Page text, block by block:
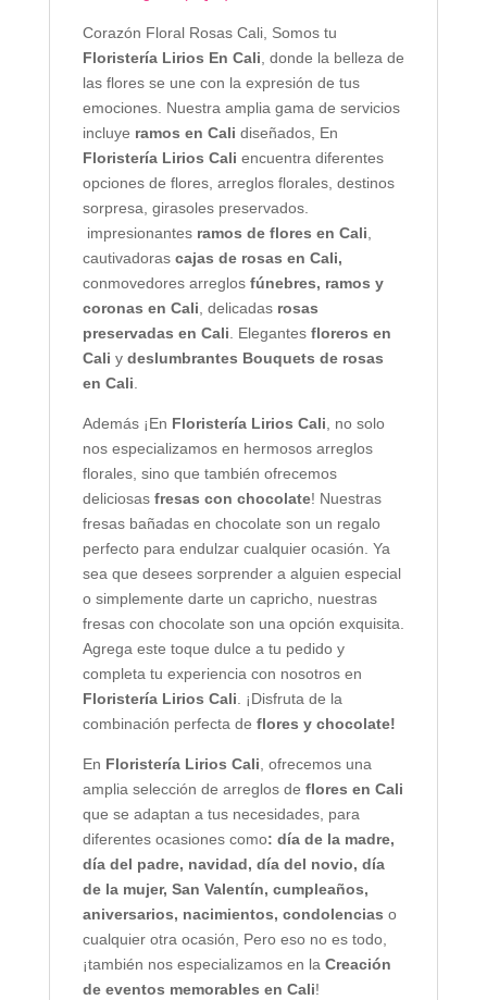
Corazón Floral Rosas Cali, Somos tu
Floristería Lirios En Cali, donde la belleza de
las flores se une con la expresión de tus
emociones. Nuestra amplia gama de servicios
incluye ramos en Cali diseñados, En
Floristería Lirios Cali encuentra diferentes
opciones de flores, arreglos florales, destinos
sorpresa, girasoles preservados.
impresionantes ramos de flores en Cali,
cautivadoras cajas de rosas en Cali,
conmovedores arreglos fúnebres, ramos y
coronas en Cali, delicadas rosas
preservadas en Cali. Elegantes floreros en
Cali y deslumbrantes Bouquets de rosas
en Cali.
Además ¡En Floristería Lirios Cali, no solo
nos especializamos en hermosos arreglos
florales, sino que también ofrecemos
deliciosas fresas con chocolate! Nuestras
fresas bañadas en chocolate son un regalo
perfecto para endulzar cualquier ocasión. Ya
sea que desees sorprender a alguien especial
o simplemente darte un capricho, nuestras
fresas con chocolate son una opción exquisita.
Agrega este toque dulce a tu pedido y
completa tu experiencia con nosotros en
Floristería Lirios Cali. ¡Disfruta de la
combinación perfecta de flores y chocolate!
En Floristería Lirios Cali, ofrecemos una
amplia selección de arreglos de flores en Cali
que se adaptan a tus necesidades, para
diferentes ocasiones como: día de la madre,
día del padre, navidad, día del novio, día
de la mujer, San Valentín, cumpleaños,
aniversarios, nacimientos, condolencias o
cualquier otra ocasión, Pero eso no es todo,
¡también nos especializamos en la Creación
de eventos memorables en Cali!